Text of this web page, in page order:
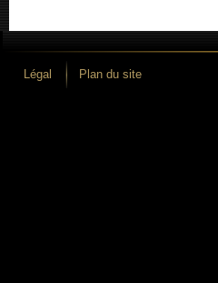
Légal Plan du site
desarrollo iLUNE